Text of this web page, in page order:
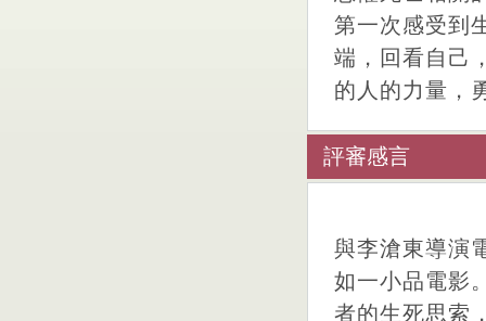
第一次感受到
端，回看自己
的人的力量，
評審感言
與李滄東導演
如一小品電影
者的生死思索